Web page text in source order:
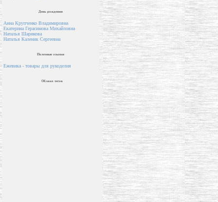
День рождения
Анна Крупченко Владимировна
Екатерина Герасимова Михайловна
Наталья Шарикова
Наталья Каленик Сергеевна
Полезные ссылки
Ежевика - товары для рукоделия
Облако тегов